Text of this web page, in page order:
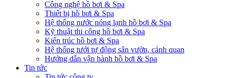
Công nghệ hồ bơi & Spa
Thiết bị hồ bơi & Spa
Hệ thống nước nóng lạnh hồ bơi & Spa
Kỹ thuật thi công hồ bơi & Spa
Kiến trúc hồ bơi & Spa
Hệ thống tưới tự động sân vườn, cảnh quan
Hướng dẫn vận hành hồ bơi & Spa
Tin tức